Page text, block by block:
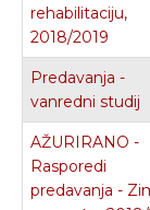
rehabilitaciju,
2018/2019
Predavanja -
vanredni studij
AŽURIRANO -
Rasporedi
predavanja -